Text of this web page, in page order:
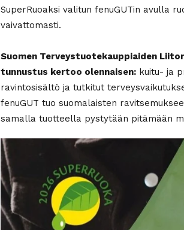
SuperRuoaksi valitun fenuGUTin avulla
vaivattomasti.
Suomen Terveystuotekauppiaiden
tunnustus kertoo olennaisen: kuitu- ja
ravintosisältö ja tutkitut
fenuGUT tuo suomalaisten
samalla tuotteella pystytään pitämään